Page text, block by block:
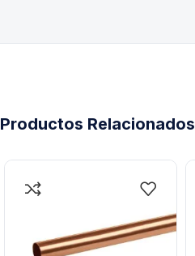
Productos Relacionados